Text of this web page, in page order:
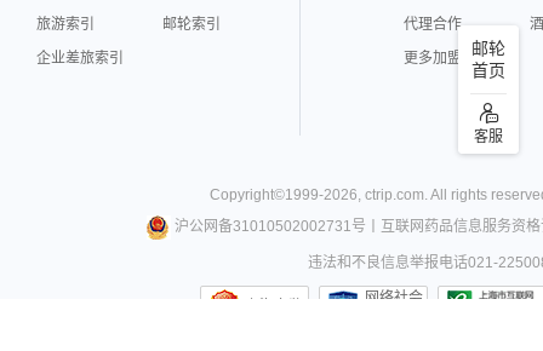
邮轮
首页
客服
旅游索引
邮轮索引
企业差旅索引
代理合作
更多加盟合作
Copyright©1999-2026, ctrip.com. All rights
沪公网备31010502002731号
互联网药品信息服务资格
违法和不良信息举报电话021-
网络社会